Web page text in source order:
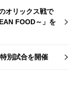
オリックス戦で
FOOD～」を
別試合を開催